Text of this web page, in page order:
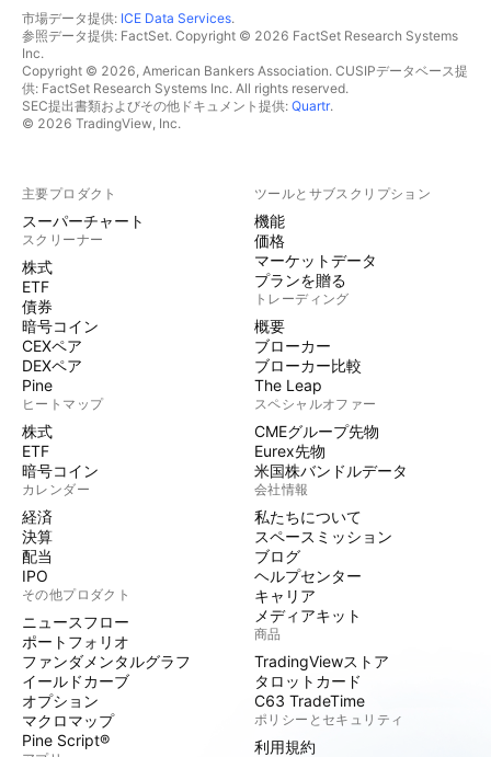
市場データ提供: ICE Data Services.
参照データ提供: FactSet. Copyright © 2026 FactSet Research Systems
Inc.
Copyright © 2026, American Bankers Association. CUSIPデータベース提
供: FactSet Research Systems Inc. All rights reserved.
SEC提出書類およびその他ドキュメント提供: Quartr.
© 2026 TradingView, Inc.
主要プロダクト
スーパーチャート
スクリーナー
株式
ETF
債券
暗号コイン
CEXペア
DEXペア
Pine
ヒートマップ
株式
ETF
暗号コイン
カレンダー
経済
決算
配当
IPO
その他プロダクト
ニュースフロー
ポートフォリオ
ファンダメンタルグラフ
イールドカーブ
オプション
マクロマップ
Pine Script®
ツールとサブスクリプション
機能
価格
マーケットデータ
プランを贈る
トレーディング
概要
ブローカー
ブローカー比較
The Leap
スペシャルオファー
CMEグループ先物
Eurex先物
米国株バンドルデータ
会社情報
私たちについて
スペースミッション
ブログ
ヘルプセンター
キャリア
メディアキット
商品
TradingViewストア
タロットカード
C63 TradeTime
ポリシーとセキュリティ
利用規約